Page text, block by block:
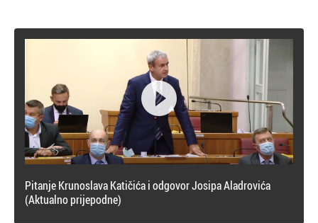

Pitanje Krunoslava Katičića i odgovor Josipa Aladrovića
(Aktualno prijepodne)